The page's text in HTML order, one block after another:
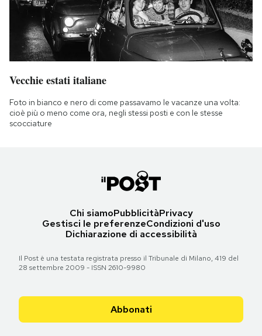
Vecchie estati italiane
Foto in bianco e nero di come passavamo le vacanze una volta:
cioè più o meno come ora, negli stessi posti e con le stesse
scocciature
Chi siamoPubblicitàPrivacy
Gestisci le preferenzeCondizioni d'uso
Dichiarazione di accessibilità
Il Post è una testata registrata presso il Tribunale di Milano, 419 del
28 settembre 2009 - ISSN 2610-9980
Abbonati